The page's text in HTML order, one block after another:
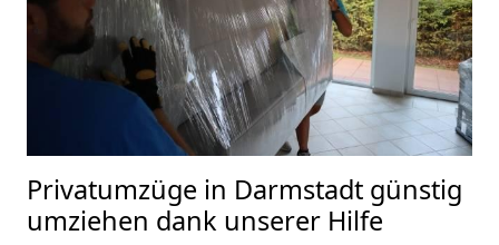
Privatumzüge in Darmstadt günstig
umziehen dank unserer Hilfe